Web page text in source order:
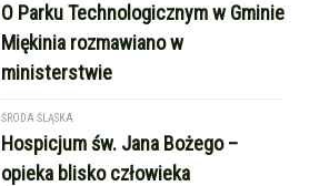
O Parku Technologicznym w Gminie
Miękinia rozmawiano w
ministerstwie
ŚRODA ŚLĄSKA
Hospicjum św. Jana Bożego –
opieka blisko człowieka